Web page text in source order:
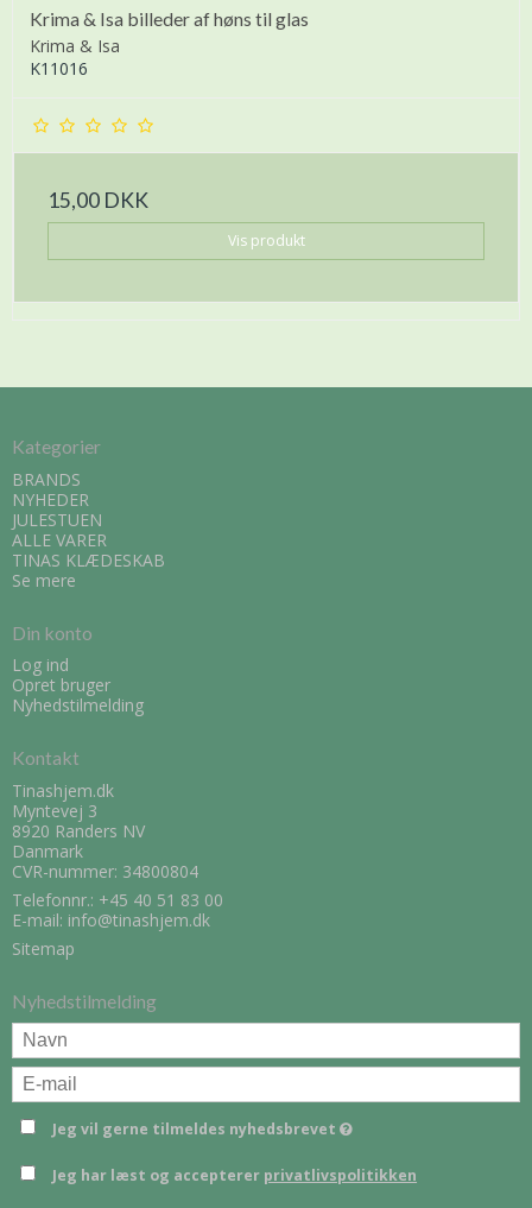
Krima & Isa billeder af høns til glas
Krima & Isa
K11016
15,00 DKK
Vis produkt
Kategorier
BRANDS
NYHEDER
JULESTUEN
ALLE VARER
TINAS KLÆDESKAB
Se mere
Din konto
Log ind
Opret bruger
Nyhedstilmelding
Kontakt
Tinashjem.dk
Myntevej 3
8920 Randers NV
Danmark
CVR-nummer: 34800804
Telefonnr.: +45 40 51 83 00
E-mail: info@tinashjem.dk
Sitemap
Nyhedstilmelding
Jeg vil gerne tilmeldes nyhedsbrevet
Jeg har læst og accepterer privatlivspolitikken